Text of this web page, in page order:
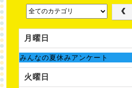
月曜日
土
曜
日,
みんなの夏休みアンケート
火曜日